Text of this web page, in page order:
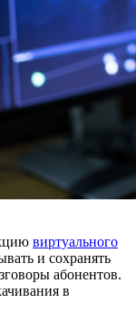
виртуального
и сохранять
абонентов.
в